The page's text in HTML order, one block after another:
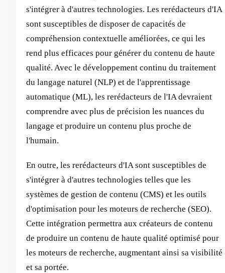
s'intégrer à d'autres technologies. Les rerédacteurs d'IA
sont susceptibles de disposer de capacités de
compréhension contextuelle améliorées, ce qui les
rend plus efficaces pour générer du contenu de haute
qualité. Avec le développement continu du traitement
du langage naturel (NLP) et de l'apprentissage
automatique (ML), les rerédacteurs de l'IA devraient
comprendre avec plus de précision les nuances du
langage et produire un contenu plus proche de
l'humain.
En outre, les rerédacteurs d'IA sont susceptibles de
s'intégrer à d'autres technologies telles que les
systèmes de gestion de contenu (CMS) et les outils
d'optimisation pour les moteurs de recherche (SEO).
Cette intégration permettra aux créateurs de contenu
de produire un contenu de haute qualité optimisé pour
les moteurs de recherche, augmentant ainsi sa visibilité
et sa portée.